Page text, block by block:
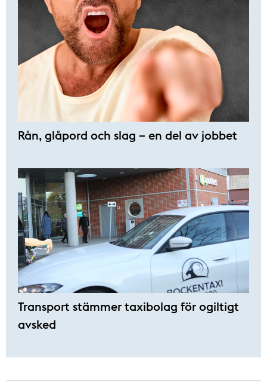
Rån, glåpord och slag – en del av jobbet
Transport stämmer taxibolag för ogiltigt
avsked